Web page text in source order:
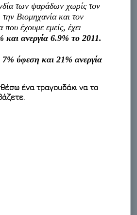
των ψαράδων χωρίς τον
Βιομηχανία και τον
έχουμε εμείς, έχει
και ανεργία 6.9% το 2011.
ύφεση και 21% ανεργία
ένα τραγουδάκι να το